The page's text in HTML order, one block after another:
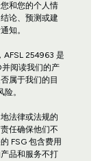
和您的个人情
论、预测或建
知。
254963 是
阅读我们的产
属于我们的目
。
法律或法规的
任确保他们不
FSG 包含费用
品和服务不打